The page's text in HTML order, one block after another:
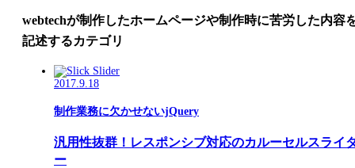
webtechが制作したホームページや制作時に苦労した内容
記述するカテゴリ
2017.9.18
制作業務に欠かせないjQuery
汎用性抜群！レスポンシブ対応のカルーセルスライ
ー